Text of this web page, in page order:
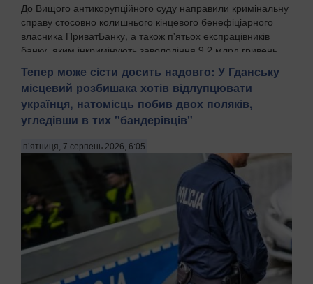
До Вищого антикорупційного суду направили кримінальну
справу стосовно колишнього кінцевого бенефіціарного
власника ПриватБанку, а також п'ятьох експрацівників
банку, яким інкримінують заволодіння 9,2 млрд гривень.
Тепер може сісти досить надовго: У Гданську
місцевий розбишака хотів відлупцювати
українця, натомісць побив двох поляків,
угледівши в тих "бандерівців"
п’ятниця, 7 серпень 2026, 6:05